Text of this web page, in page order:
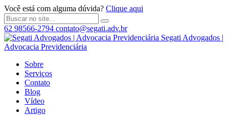
Você está com alguma dúvida? Clique aqui
62 98566-2794 contato@segati.adv.br
Segati Advogados |
Advocacia Previdenciária
Sobre
Serviços
Contato
Blog
Vídeo
Artigo